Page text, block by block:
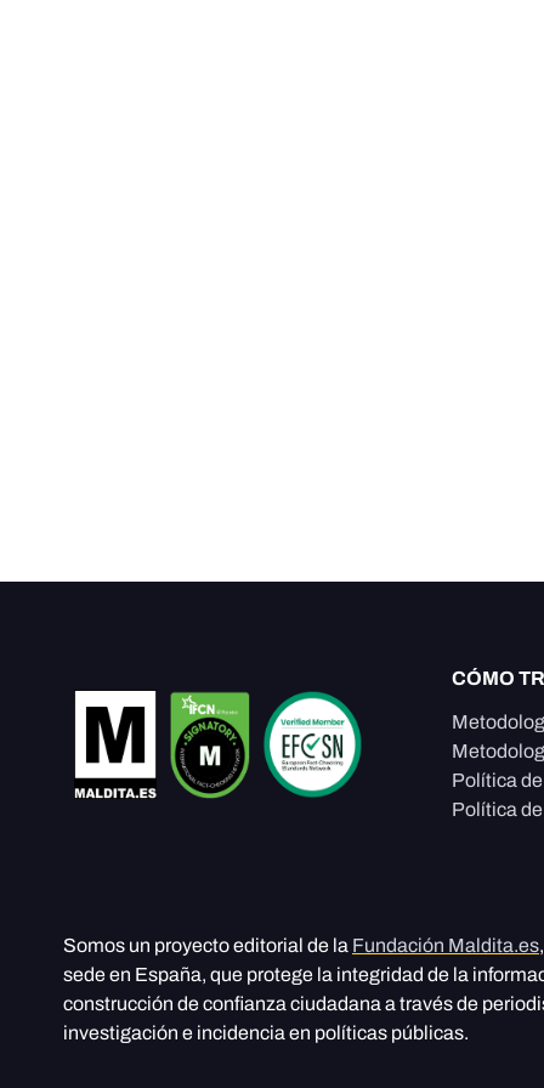
CÓMO
Política
Política
Somos un proyecto editorial de la Fundación Maldita.es
sede en España, que protege la integridad de la
construcción de confianza ciudadana a través de
investigación e incidencia en políticas públicas.